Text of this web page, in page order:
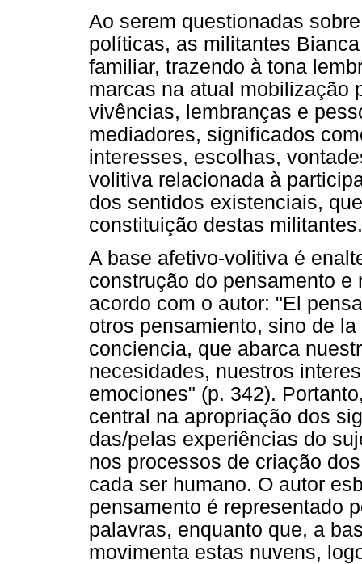
Ao serem questionadas
políticas, as militantes
familiar, trazendo à tona
marcas na atual mobilização
vivências, lembranças e
mediadores, significados
interesses, escolhas,
volitiva relacionada à
dos sentidos existenciais,
constituição destas militantes.
A base afetivo-volitiva é
construção do pensamento
acordo com o autor: "El
otros pensamiento, sino de
conciencia, que abarca
necesidades, nuestros
emociones" (p. 342).
central na apropriação dos
das/pelas experiências do
nos processos de criação
cada ser humano. O autor
pensamento é representado
palavras, enquanto que, a
movimenta estas nuvens,